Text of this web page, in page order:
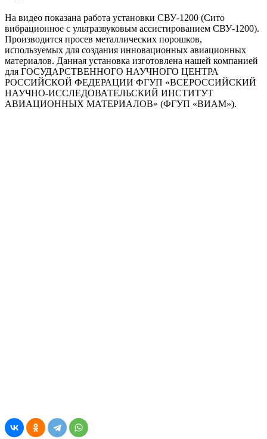
На видео показана работа установки СВУ-1200 (Сито
вибрационное с ультразвуковым ассистированием СВУ-1200).
Производится просев металлических порошков,
используемых для создания инновационных авиационных
материалов. Данная установка изготовлена нашей компанией
для ГОСУДАРСТВЕННОГО НАУЧНОГО ЦЕНТРА
РОССИЙСКОЙ ФЕДЕРАЦИИ ФГУП «ВСЕРОССИЙСКИЙ
НАУЧНО-ИССЛЕДОВАТЕЛЬСКИЙ ИНСТИТУТ
АВИАЦИОННЫХ МАТЕРИАЛОВ» (ФГУП «ВИАМ»).